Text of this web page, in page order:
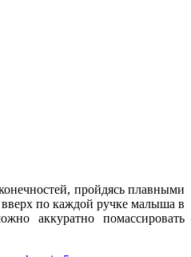
пройдясь плавными
по каждой ручке малыша в
аккуратно помассировать